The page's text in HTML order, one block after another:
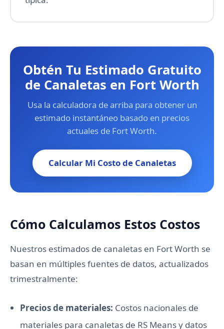
Obtén Tu Estimado Gratuito
de Canaletas en Fort Worth
Usa la calculadora de arriba para obtener un
estimado instantáneo basado en precios
actuales de Fort Worth.
Calcular Mi Costo de Canaletas
Cómo Calculamos Estos Costos
Nuestros estimados de canaletas en Fort Worth se
basan en múltiples fuentes de datos, actualizados
trimestralmente:
Precios de materiales: Costos nacionales de
materiales para canaletas de RS Means y datos